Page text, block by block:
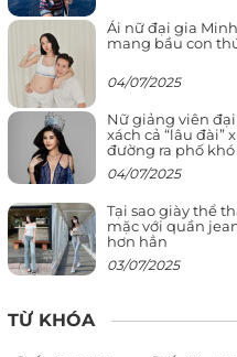
Ái nữ đại gia
mang bầu con
04/07/2025
Nữ giảng viên
xách cả “lâu đài”
đường ra phố khó
04/07/2025
Tại sao giày thể
mặc với quần
hơn hẳn
03/07/2025
TỪ KHÓA